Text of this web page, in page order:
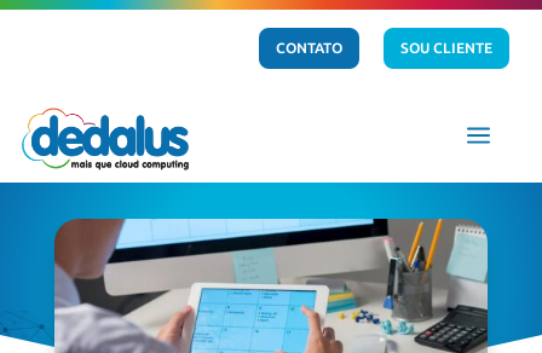
CONTATO SOU CLIENTE
a